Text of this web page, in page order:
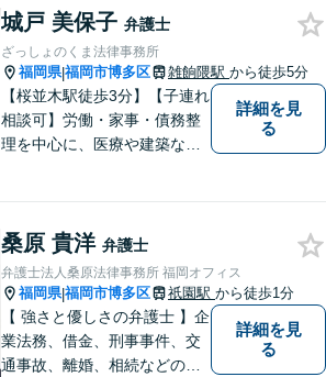
顧問先は600社に昇ります。
まずは、お気軽にご相談くだ
さい。
城戸 美保子 弁護士
ざっしょのくま法律事務所
福岡県|福岡市博多区 雑餉隈駅 から徒歩5分
【桜並木駅徒歩3分】【子連れ
相談可】労働・家事・債務整
理を中心に、医療や建築など
も、早めにお越しいただい
て、一緒に解決を目指しまし
ょう。
詳細を見
る
桑原 貴洋 弁護士
弁護士法人桑原法律事務所 福岡オフィス
福岡県|福岡市博多区 祇園駅 から徒歩1分
【 強さと優しさの弁護士 】企
業法務、借金、刑事事件、交
通事故、離婚、相続などのご
詳細を見
る